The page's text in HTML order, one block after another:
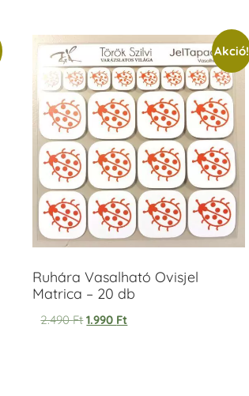
Akció!
Ruhára Vasalható Ovisjel
Matrica – 20 db
2.490Ft 1.990 Ft